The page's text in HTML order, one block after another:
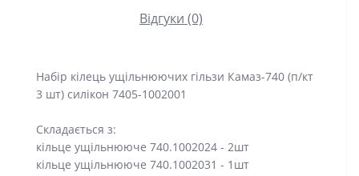
Відгуки (0)
Набір кілець ущільнюючих гільзи Камаз-740 (п/кт
3 шт) силікон 7405-1002001
Складається з:
кільце ущільнююче 740.1002024 - 2шт
кільце ущільнююче 740.1002031 - 1шт